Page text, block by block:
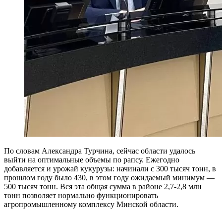
По словам Александра Турчина, сейчас области удалось
выйти на оптимальные объемы по рапсу. Ежегодно
добавляется и урожай кукурузы: начинали с 300 тысяч тонн, в
прошлом году было 430, в этом году ожидаемый минимум —
500 тысяч тонн. Вся эта общая сумма в районе 2,7-2,8 млн
тонн позволяет нормально функционировать
агропромышленному комплексу Минской области.